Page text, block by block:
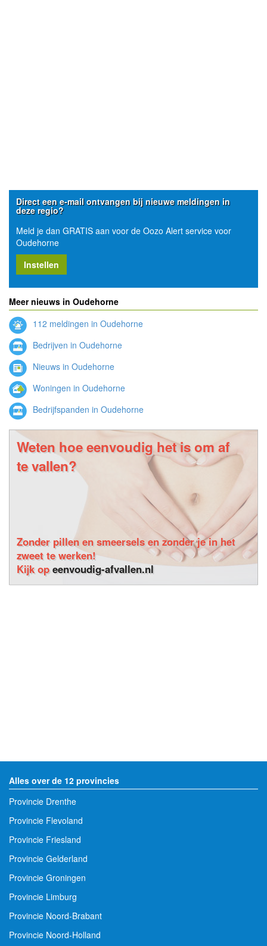
Direct een e-mail ontvangen bij nieuwe meldingen in
deze regio?
Meld je dan GRATIS aan voor de Oozo Alert service voor
Oudehorne
Instellen
Meer nieuws in Oudehorne
112 meldingen in Oudehorne
Bedrijven in Oudehorne
Nieuws in Oudehorne
Woningen in Oudehorne
Bedrijfspanden in Oudehorne
Weten hoe eenvoudig het is om af
te vallen?
Zonder pillen en smeersels en zonder je in het
zweet te werken!
Kijk opeenvoudig-afvallen.nl
Alles over de 12 provincies
Provincie Drenthe
Provincie Flevoland
Provincie Friesland
Provincie Gelderland
Provincie Groningen
Provincie Limburg
Provincie Noord-Brabant
Provincie Noord-Holland